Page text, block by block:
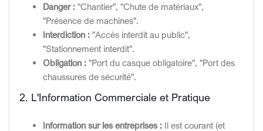
Danger : "Chantier", "Chute de matériaux",
"Présence de machines".
Interdiction : "Accès interdit au public",
"Stationnement interdit".
Obligation : "Port du casque obligatoire", "Port des
chaussures de sécurité".
2. L'Information Commerciale et Pratique
Information sur les entreprises : Il est courant (et